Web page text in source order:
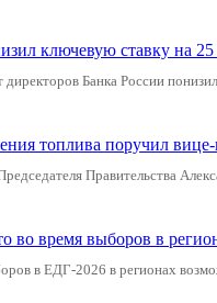
ключевую ставку на
Банка России
топлива поручил
Правительства
во время выборов в
в ЕДГ-2026 в регионах